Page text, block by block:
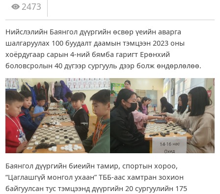
2473
Нийслэлийн Баянгол дүүргийн өсвөр үеийн аварга
шалгаруулах 100 буудалт даамын тэмцээн 2023 оны
хоёрдугаар сарын 4-ний бямба гаригт Ерөнхий
боловсролын 40 дүгээр сургууль дээр болж өндөрлөлөө.
Баянгол дүүргийн биеийн тамир, спортын хороо,
“Цаглашгүй монгол ухаан” ТББ-аас хамтран зохион
байгуулсан тус тэмцээнд дүүргийн 20 сургуулийн 175